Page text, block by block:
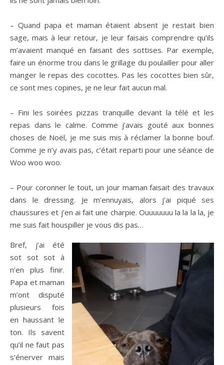
– Quand papa et maman étaient absent je restait bien
sage, mais à leur retour, je leur faisais comprendre qu’ils
m’avaient manqué en faisant des sottises. Par exemple,
faire un énorme trou dans le grillage du poulailler pour aller
manger le repas des cocottes. Pas les cocottes bien sûr,
ce sont mes copines, je ne leur fait aucun mal.
– Fini les soirées pizzas tranquille devant la télé et les
repas dans le calme. Comme j’avais gouté aux bonnes
choses de Noël, je me suis mis à réclamer la bonne bouf.
Comme je n’y avais pas, c’était reparti pour une séance de
Woo woo woo.
– Pour coronner le tout, un jour maman faisait des travaux
dans le dressing. Je m’ennuyais, alors j’ai piqué ses
chaussures et j’en ai fait une charpie. Ouuuuuuu la la la la, je
me suis fait houspiller je vous dis pas…
Bref, j’ai été
sot sot sot à
n’en plus finir.
Papa et maman
m’ont disputé
plusieurs fois
en haussant le
ton. Ils savent
qu’il ne faut pas
s’énerver mais